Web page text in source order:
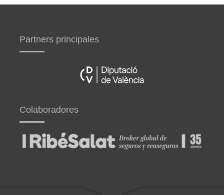
Partners principales
Colaboradores